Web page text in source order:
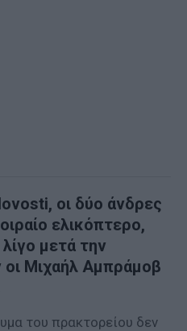
οι δύο άνδρες
ελικόπτερο,
μετά την
Μιχαήλ Αμπράμοβ
του πρακτορείου δεν